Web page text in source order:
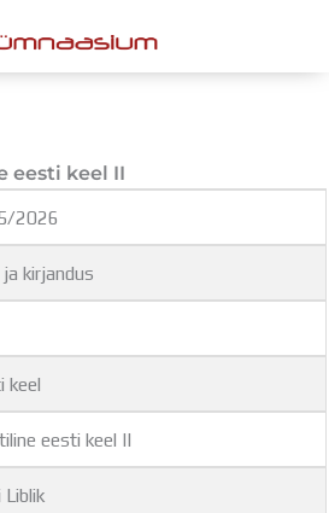
eesti keel II
2026
ja kirjandus
keel
eesti keel II
Liblik